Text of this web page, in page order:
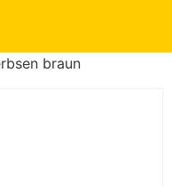
braun